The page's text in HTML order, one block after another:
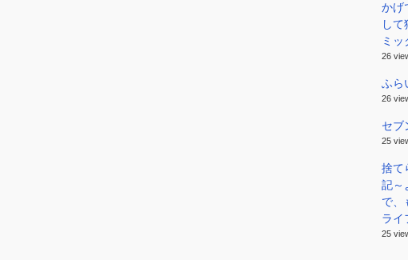
かげ
し
ミッ
26
ふら
26
セブ
25
捨て
記～
で、
ライ
25